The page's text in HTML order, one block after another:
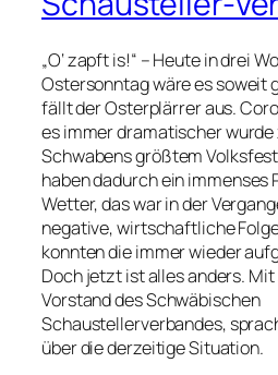
„O‘ zapft is!“ – Heute in drei
Ostersonntag wäre es soweit
fällt der Osterplärrer aus.
es immer dramatischer wurde
Schwabens größtem
haben dadurch ein immenses
Wetter, das war in der
negative, wirtschaftliche
konnten die immer wieder
Doch jetzt ist alles anders. Mit
Vorstand des Schwäbischen
Schaustellerverbandes,
über die derzeitige Situation.